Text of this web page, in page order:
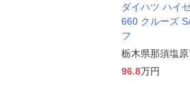
ダイハツ ハイ
660 クルーズ
フ
栃木県那須塩
96.8万円